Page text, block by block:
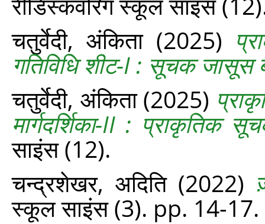
चतुर्वेदी, अंकिता(2025)
गतिविधि शीट-I : सूचक जासूस
चतुर्वेदी, अंकिता(2025)
मार्गदर्शिका-II : प्राकृतिक
साइंस (12).
चन्द्रशेखर, अदिति(2022)
स्‍कूल साइंस (3). pp. 14-17.